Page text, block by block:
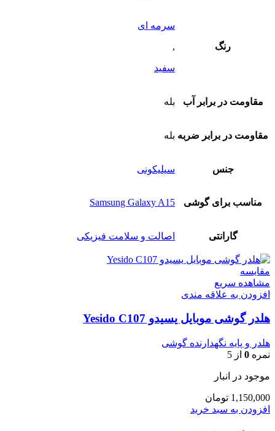
در
صفحه
شوند
رنگ
سرمه ای
,
سفید
مقاومت در برابر آب بله
مقاومت در برابر ضربه بله
جنس سیلیکونی
مناسب برای گوشی Samsung Galaxy A15
گارانتی اصالت و سلامت فیزیکی
مقایسه
مشاهده سریع
افزودن به علاقه مندی
هلدر گوشی موبایل یسیدو Yesido C107
هلدر و پایه نگهدارنده گوشی
نمره 0 از 5
موجود در انبار
1,150,000 تومان
افزودن به سبد خرید